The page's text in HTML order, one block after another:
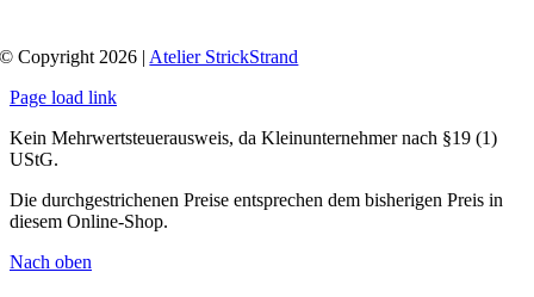
© Copyright 2026 | Atelier StrickStrand
Page load link
Kein Mehrwertsteuerausweis, da Kleinunternehmer nach §19 (1)
UStG.
Die durchgestrichenen Preise entsprechen dem bisherigen Preis in
diesem Online-Shop.
Nach oben